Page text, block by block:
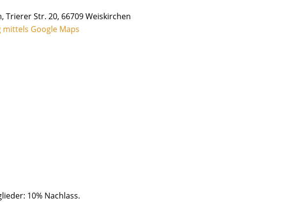
Trierer Str. 20, 66709 Weiskirchen
Google Maps
10% Nachlass.